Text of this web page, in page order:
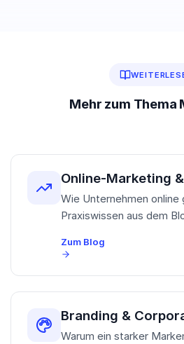
Mehr zum Thema
Online-Marketing &
Wie Unternehmen
Praxiswissen aus dem
Zum Blog
Branding &
Warum ein starker